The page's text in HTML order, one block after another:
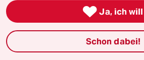
Vergangene
taz lab 2027
 Ja, ich will
Schon dabei!